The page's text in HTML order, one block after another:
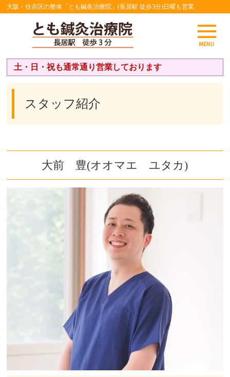
大阪・住吉区の整体「とも鍼灸治療院」(長居駅 徒歩3分)日曜も営業
土・日・祝も通常通り営業しております
スタッフ紹介
大前 豊(オオマエ ユタカ)